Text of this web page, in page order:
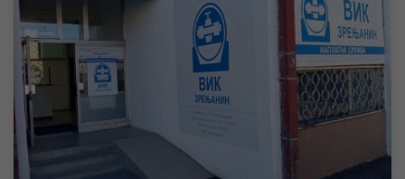
У понедељак 11. новеmбра неће радити службе и шалтери у
Корисничком центру, као ни наплатна места у граду. За време
празника дежуран је број за пријаву кварова и екипе за
интервенције на јавним мрежама. За време предстојећег
државног празника “Дан примирја у Првом светском рату“, у
понедељак 11. новембра, неће […]